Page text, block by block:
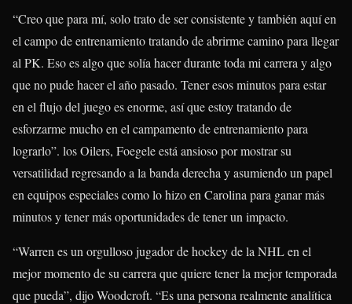
“Creo que para mí, solo trato de ser consistente y también aquí en
el campo de entrenamiento tratando de abrirme camino para llegar
al PK. Eso es algo que solía hacer durante toda mi carrera y algo
que no pude hacer el año pasado. Tener esos minutos para estar
en el flujo del juego es enorme, así que estoy tratando de
esforzarme mucho en el campamento de entrenamiento para
lograrlo”. los Oilers, Foegele está ansioso por mostrar su
versatilidad regresando a la banda derecha y asumiendo un papel
en equipos especiales como lo hizo en Carolina para ganar más
minutos y tener más oportunidades de tener un impacto.
“Warren es un orgulloso jugador de hockey de la NHL en el
mejor momento de su carrera que quiere tener la mejor temporada
que pueda”, dijo Woodcroft. “Es una persona realmente analítica